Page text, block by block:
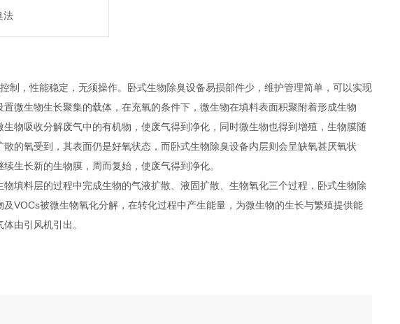
法
制，性能稳定，无须操作。卧式生物除臭设备易损部件少，维护管理简单，可以实现
微生物生长聚集的载体，在充氧的条件下，微生物在填料表面积聚附着形成生物
物吸收分解废气中的有机物，使废气得到净化，同时微生物也得到增殖，生物膜随
的氧受到，其表面仍是好氧状态，而卧式生物除臭设备内层则会呈缺氧甚厌氧状
生长新的生物膜，周而复始，使废气得到净化。
填料层的过程中完成生物的气液扩散、液固扩散、生物氧化三个过程，卧式生物除
VOCs被微生物氧化分解，在转化过程中产生能量，为微生物的生长与繁殖提供能
由引风机引出。